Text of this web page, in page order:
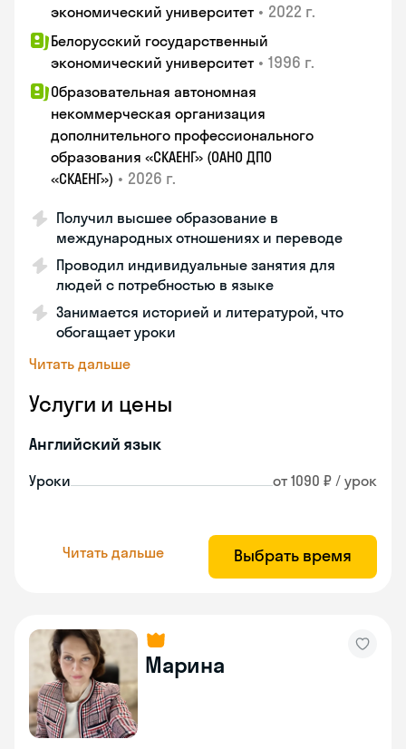
экономический университет • 2022 г.
Белорусский государственный
экономический университет • 1996 г.
Образовательная автономная
некоммерческая организация
дополнительного профессионального
образования «СКАЕНГ» (ОАНО ДПО
«СКАЕНГ») • 2026 г.
Получил высшее образование в
международных отношениях и переводе
Проводил индивидуальные занятия для
людей с потребностью в языке
Занимается историей и литературой, что
обогащает уроки
Читать дальше
Услуги и цены
Английский язык
Уроки от 1090 ₽ / урок
Читать дальше Выбрать время
Марина